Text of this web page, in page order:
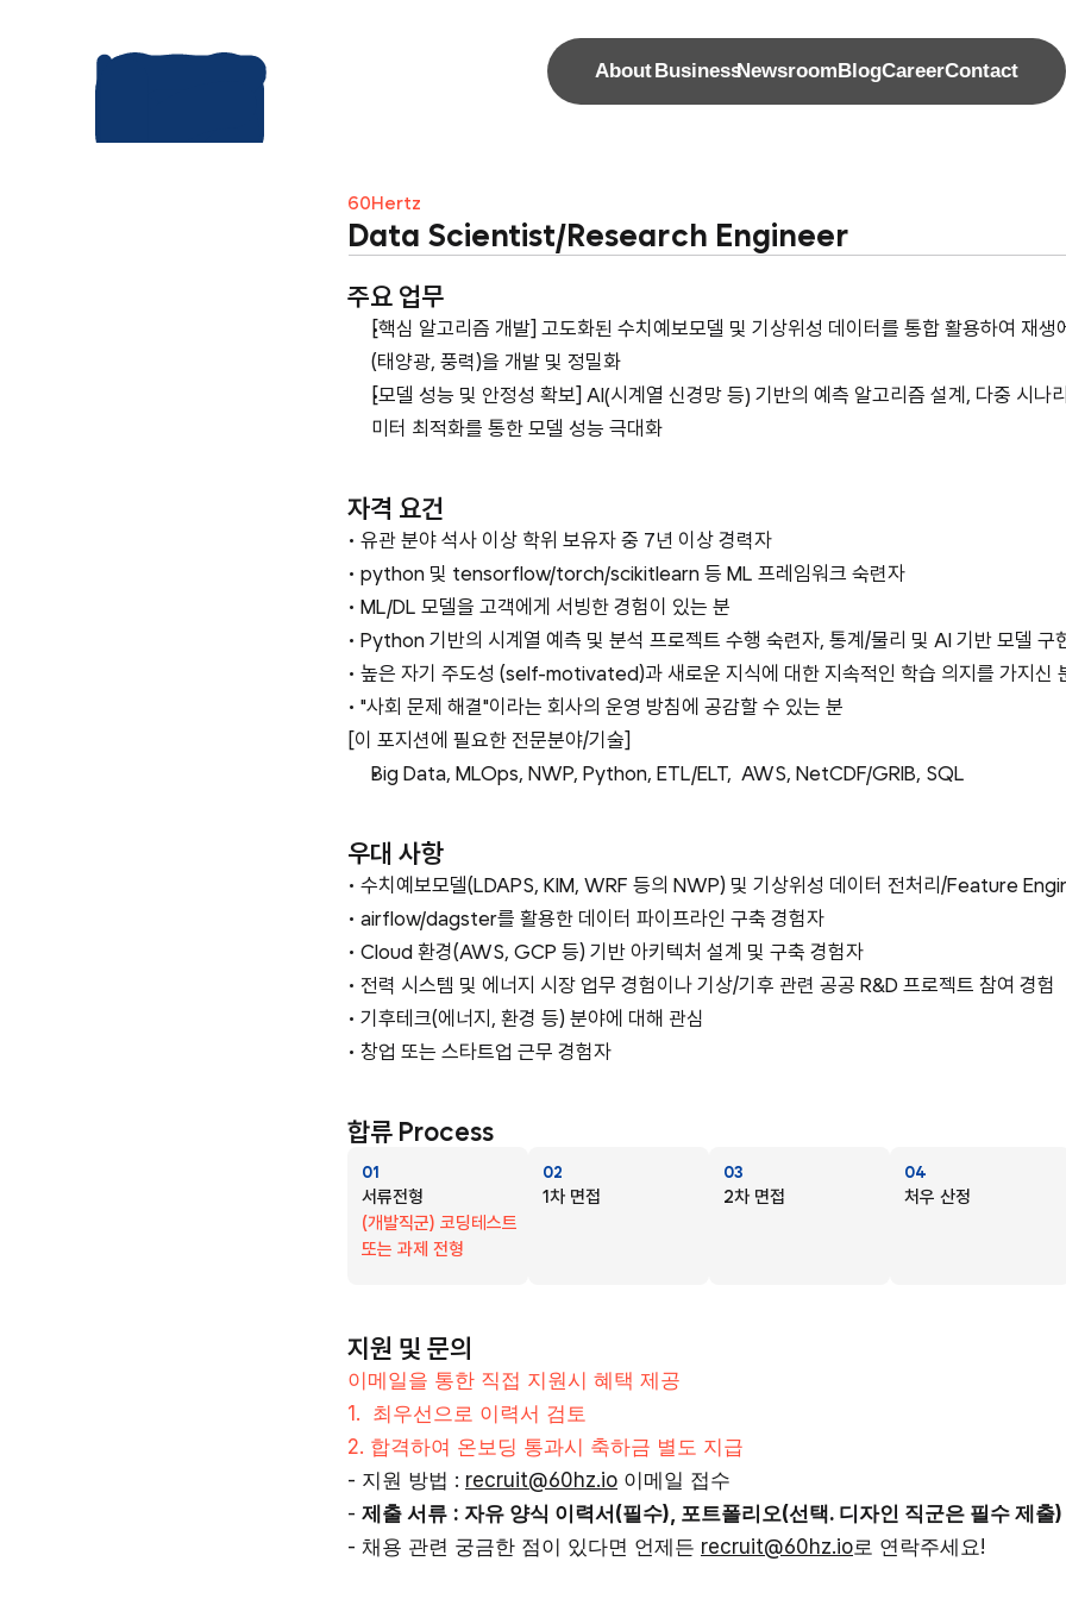
AboutBusinessNewsroomBlogCareerContact
60Hertz
Data Scientist/Research Engineer
주요 업무
[핵심 알고리즘 개발] 고도화된 수치예보모델 및 기상위성 데이터를 통합 활용하여 재생
(태양광, 풍력)을 개발 및 정밀화
[모델 성능 및 안정성 확보] AI(시계열 신경망 등) 기반의 예측 알고리즘 설계, 다중 시나
미터 최적화를 통한 모델 성능 극대화
자격 요건
• 유관 분야 석사 이상 학위 보유자 중 7년 이상 경력자
• python 및 tensorflow/torch/scikitlearn 등 ML 프레임워크 숙련자
• ML/DL 모델을 고객에게 서빙한 경험이 있는 분
• Python 기반의 시계열 예측 및 분석 프로젝트 수행 숙련자, 통계/물리 및 AI 기반 모델 구
• 높은 자기 주도성 (self-motivated)과 새로운 지식에 대한 지속적인 학습 의지를 가지신
• "사회 문제 해결"이라는 회사의 운영 방침에 공감할 수 있는 분
[이 포지션에 필요한 전문분야/기술]
Big Data, MLOps, NWP, Python, ETL/ELT,  AWS, NetCDF/GRIB, SQL
우대 사항
• 수치예보모델(LDAPS, KIM, WRF 등의 NWP) 및 기상위성 데이터 전처리/Feature
• airflow/dagster를 활용한 데이터 파이프라인 구축 경험자
• Cloud 환경(AWS, GCP 등) 기반 아키텍처 설계 및 구축 경험자
• 전력 시스템 및 에너지 시장 업무 경험이나 기상/기후 관련 공공 R&D 프로젝트 참여 경험
• 기후테크(에너지, 환경 등) 분야에 대해 관심
• 창업 또는 스타트업 근무 경험자
합류 Process
01
서류전형
(개발직군) 코딩테스트
또는 과제 전형
02
1차 면접
03
2차 면접
04
처우 산정
지원 및 문의
이메일을 통한 직접 지원시 혜택 제공
1.  최우선으로 이력서 검토
2. 합격하여 온보딩 통과시 축하금 별도 지급
- 지원 방법 : recruit@60hz.io 이메일 접수
- 제출 서류 : 자유 양식 이력서(필수), 포트폴리오(선택. 디자인 직군은 필수 제출)
- 채용 관련 궁금한 점이 있다면 언제든 recruit@60hz.io로 연락주세요!